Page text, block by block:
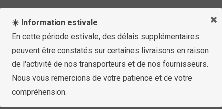
☀️ Information estivale
En cette période estivale, des délais supplémentaires
peuvent être constatés sur certaines livraisons en raison
de l'activité de nos transporteurs et de nos fournisseurs.
Nous vous remercions de votre patience et de votre
compréhension.